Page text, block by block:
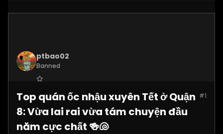
ptbao02
Banned
Posts:2180 #1
Top quán ốc nhậu xuyên Tết ở Quận
8: Vừa lai rai vừa tám chuyện đầu
năm cực chất 🍻🐚